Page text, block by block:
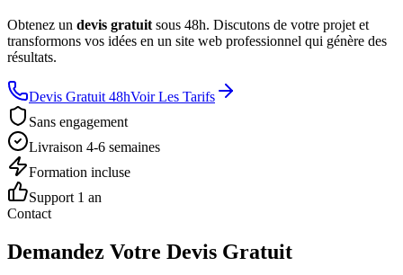
Obtenez un devis gratuit sous 48h. Discutons de votre projet et
transformons vos idées en un site web professionnel qui génère des
résultats.
Devis Gratuit 48hVoir Les Tarifs
Sans engagement
Livraison 4-6 semaines
Formation incluse
Support 1 an
Contact
Demandez Votre Devis Gratuit